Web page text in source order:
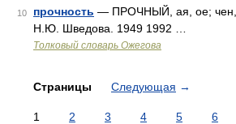
10 прочность — ПРОЧНЫЙ, ая, ое; чен,
Н.Ю. Шведова. 1949 1992 …
Толковый словарь Ожегова
Страницы Следующая →
1 2 3 4 5 6